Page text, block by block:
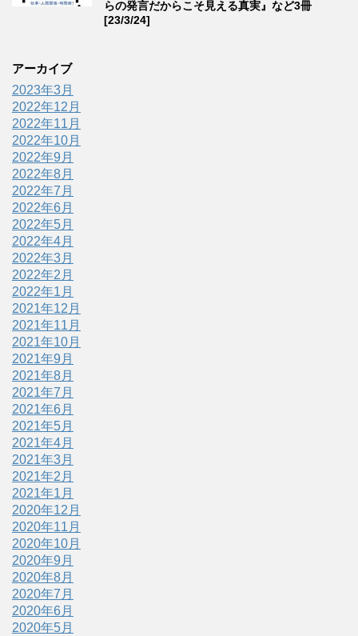
らの発言だからこそ見える真実』など3冊
[23/3/24]
アーカイブ
2023年3月
2022年12月
2022年11月
2022年10月
2022年9月
2022年8月
2022年7月
2022年6月
2022年5月
2022年4月
2022年3月
2022年2月
2022年1月
2021年12月
2021年11月
2021年10月
2021年9月
2021年8月
2021年7月
2021年6月
2021年5月
2021年4月
2021年3月
2021年2月
2021年1月
2020年12月
2020年11月
2020年10月
2020年9月
2020年8月
2020年7月
2020年6月
2020年5月